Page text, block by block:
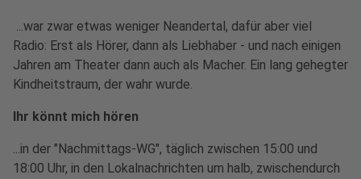
...war zwar etwas weniger Neandertal, dafür aber viel
Radio: Erst als Hörer, dann als Liebhaber - und nach einigen
Jahren am Theater dann auch als Macher. Ein lang gehegter
Kindheitstraum, der wahr wurde.
Ihr könnt mich hören
...in der "Nachmittags-WG", täglich zwischen 15:00 und
18:00 Uhr, in den Lokalnachrichten um halb, zwischendurch